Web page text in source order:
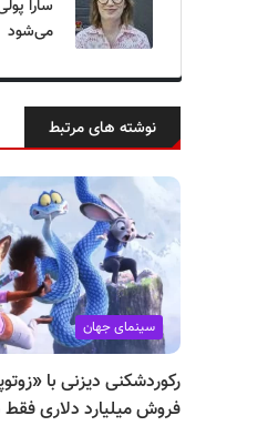
سارا
می‌شود
نوشته های مرتبط
سینمای جهان
فروش میلیارد دلاری فقط در ۲۰